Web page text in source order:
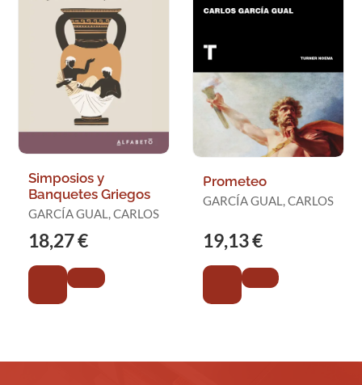
Simposios y
Banquetes Griegos
GARCÍA GUAL, CARLOS
18,27 €
Prometeo
GARCÍA GUAL, CARLOS
19,13 €